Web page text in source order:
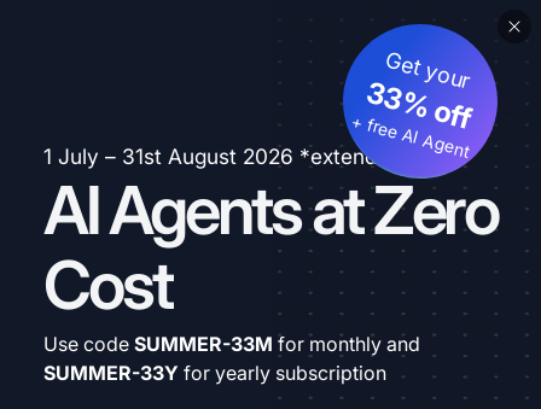
1 July – 31st August 2026 *extended
AI Agents at Zero
Cost
Get your
33% off
+ free AI Agent
Use code SUMMER-33M for monthly and
SUMMER-33Y for yearly subscription